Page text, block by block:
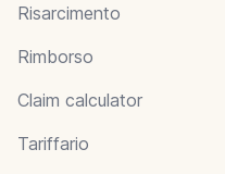
Risarcimento
Rimborso
Claim calculator
Tariffario